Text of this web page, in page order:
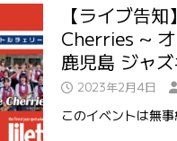
【ライブ告
Cherries ~
鹿児島 ジャ
2023年2月4日
このイベントは無